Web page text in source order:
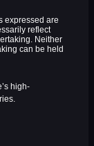
expressed are
reflect
Neither
can be held
high-